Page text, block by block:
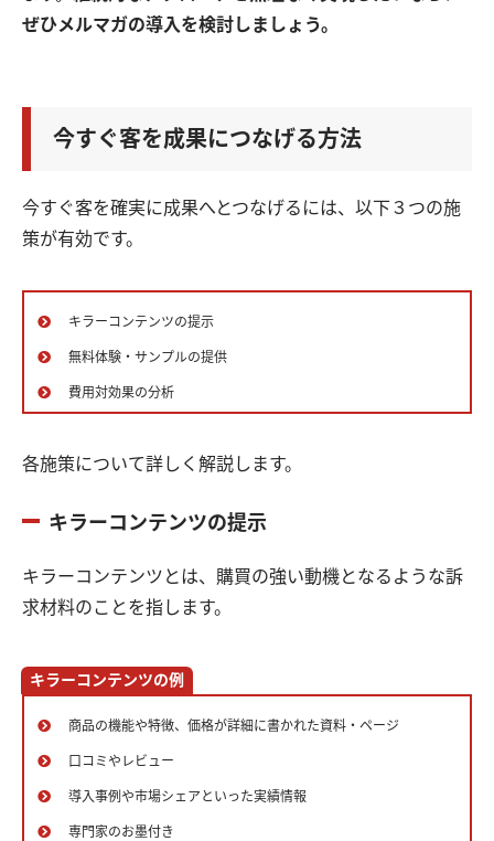
ぜひメルマガの導入を検討しましょう。
今すぐ客を成果につなげる方法
今すぐ客を確実に成果へとつなげるには、以下３つの施
策が有効です。
キラーコンテンツの提示
無料体験・サンプルの提供
費用対効果の分析
各施策について詳しく解説します。
キラーコンテンツの提示
キラーコンテンツとは、購買の強い動機となるような訴
求材料のことを指します。
キラーコンテンツの例
商品の機能や特徴、価格が詳細に書かれた資料・ページ
口コミやレビュー
導入事例や市場シェアといった実績情報
専門家のお墨付き